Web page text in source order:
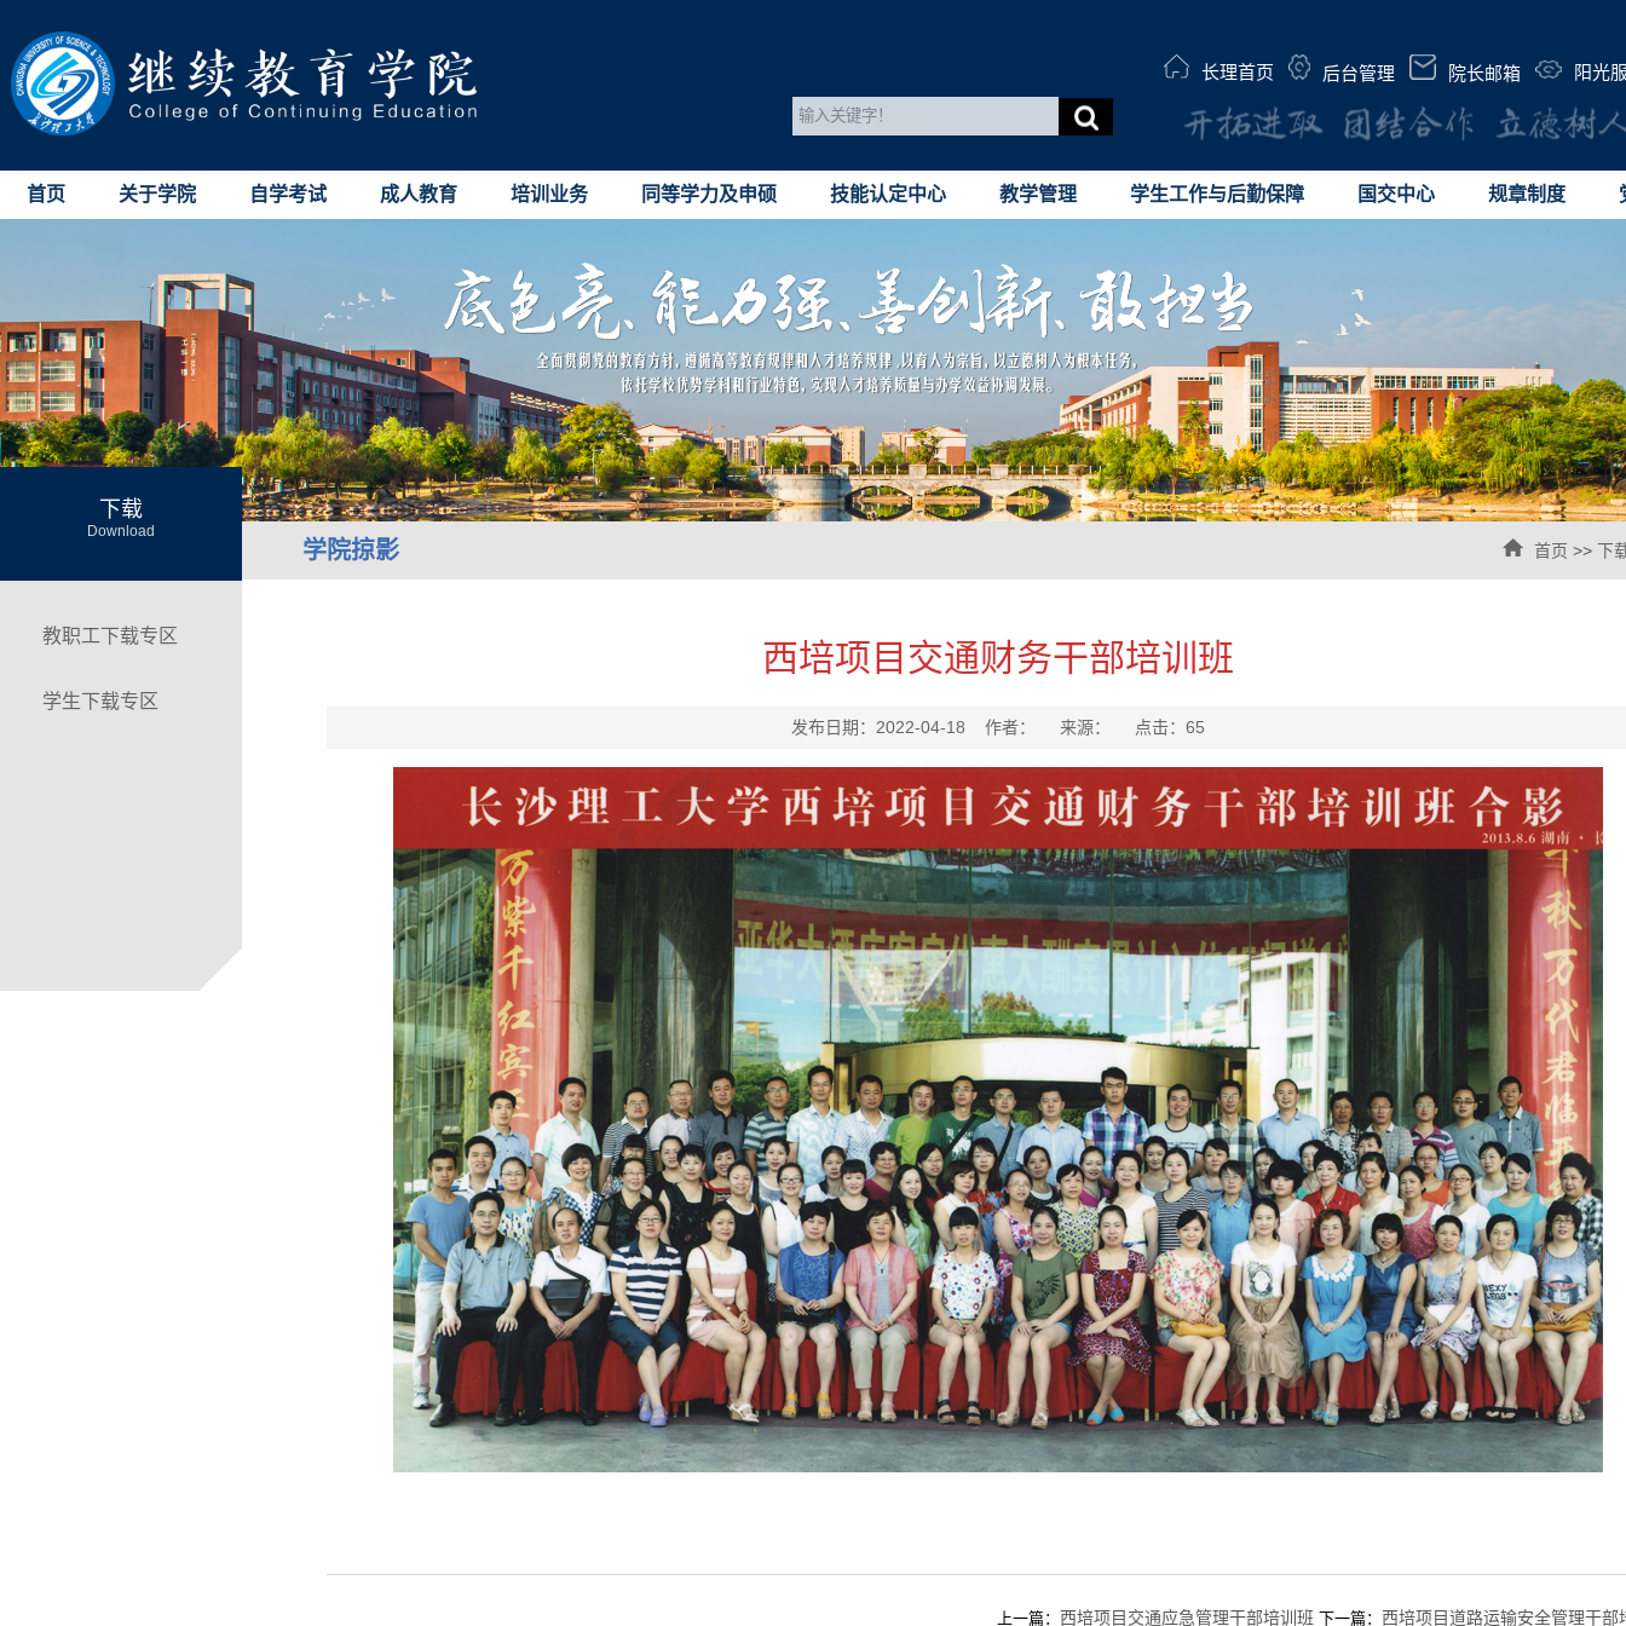
长理首页 后台管理 院长邮箱 阳光
首页 关于学院 自学考试 成人教育 培训业务 同等学力及申硕 技能认定中心 教学管理 学生工作与后勤保障 国交中心 规章制度
下载
Download
学院掠影 首页 >> 下
教职工下载专区
学生下载专区
西培项目交通财务干部培训班
发布日期：2022-04-18 作者： 来源： 点击： 65
上一篇： 西培项目交通应急管理干部培训班 下一篇： 西培项目道路运输安全管理干部